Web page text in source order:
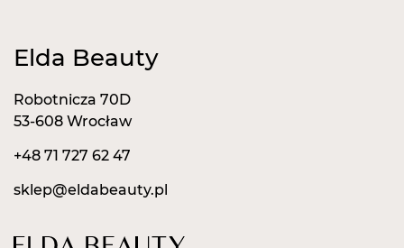
Elda Beauty
Robotnicza 70D
53-608 Wrocław
+48 71 727 62 47
sklep@eldabeauty.pl